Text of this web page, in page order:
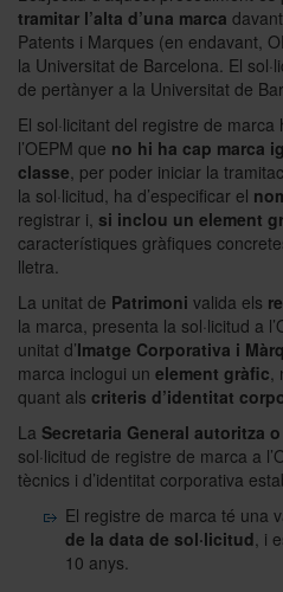
tramitar l’alta d’una marca
Patents i Marques (en endavant,
la Universitat de Barcelona. El
de pertànyer a la Universitat de
El sol·licitant del registre de
l’OEPM que no hi ha cap marca
classe , per poder iniciar la
la sol·licitud, ha d’especificar el
registrar i, si inclou un element
característiques gràfiques
lletra.
La unitat de Patrimoni valida els
la marca, presenta la sol·licitud a
unitat d’Imatge Corporativa i
marca inclogui un element gràfic
quant als criteris d’identitat
La Secretaria General autoritza
sol·licitud de registre de marca a
tècnics i d’identitat corporativa
El registre de marca té una
de la data de sol·licitud , i
10 anys.